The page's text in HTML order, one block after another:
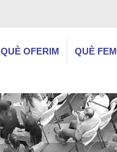
QUÈ OFERIM QUÈ FEM